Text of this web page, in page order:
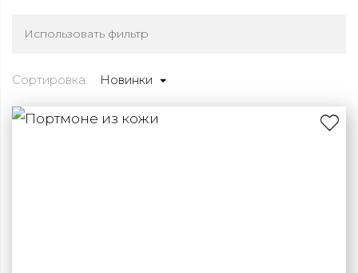
Использовать фильтр
Сортировка: Новинки